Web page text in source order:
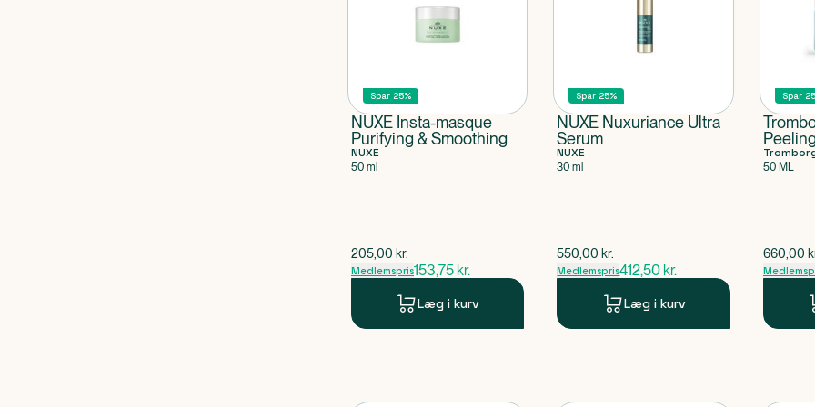
Spar 25%
NUXE Insta-masque
Purifying & Smoothing
NUXE
50 ml
$gammel pris
205,00 kr.
Medlemspris153,75 kr.
Læg i kurv
Spar 25%
NUXE Nuxuriance Ultra
Serum
NUXE
30 ml
$gammel pris
550,00 kr.
Medlemspris412,50 kr.
Læg i kurv
Spar
50 ML
$gammel
660,00